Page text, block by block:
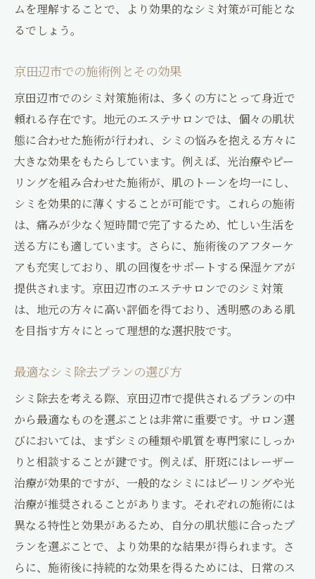
ムを理解することで、より効果的なシミ対策が可能とな
るでしょう。
京田辺市での施術例とその効果
京田辺市でのシミ対策施術は、多くの方にとって身近で
頼れる存在です。地元のエステサロンでは、個々の肌状
態に合わせた施術が行われ、シミの悩みを抱える方々に
大きな効果をもたらしています。例えば、光治療やピー
リングを組み合わせた施術が、肌のトーンを均一にし、
シミを効果的に薄くすることが可能です。これらの施術
は、痛みが少なく短時間で完了するため、忙しい生活を
送る方にも適しています。さらに、施術後のアフターケ
アも充実しており、肌の回復をサポートする保湿ケアが
提供されます。京田辺市のエステサロンでのシミ対策
は、地元の方々に高い評価を得ており、透明感のある肌
を目指す方々にとって理想的な選択肢です。
最適なシミ除去プランの選び方
シミ除去を考える際、京田辺市で提供されるプランの中
から最適なものを選ぶことは非常に重要です。サロン選
びにおいては、まずシミの種類や肌質を専門家にしっか
りと相談することが鍵です。例えば、肝斑にはレーザー
治療が効果的ですが、一般的なシミにはピーリングや光
治療が推奨されることがあります。それぞれの施術には
異なる特性と効果があるため、自分の肌状態に合ったプ
ランを選ぶことで、より効果的な結果が得られます。さ
らに、施術後に持続的な効果を得るためには、日常のス